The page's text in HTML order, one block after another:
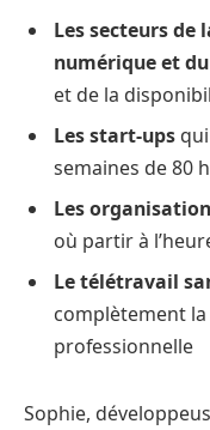
Les secteurs de
numérique et
et de la
Les start-ups
semaines de 80
Les
où partir à
Le télétravail
complètement
professionnelle
Sophie,